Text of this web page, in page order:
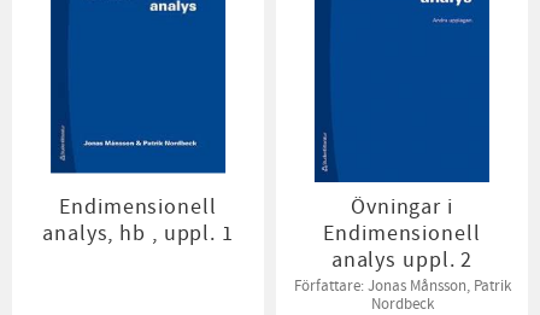
Endimensionell
analys, hb , uppl. 1
Övningar i
Endimensionell
analys uppl. 2
Författare: Jonas Månsson, Patrik
Nordbeck